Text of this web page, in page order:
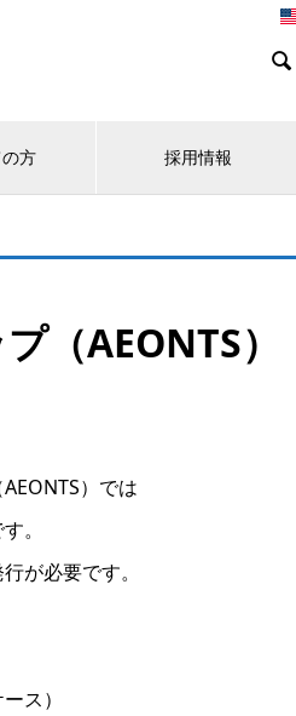

方 採用情報
（AEONTS）
）では
。
が必要です。
ス）